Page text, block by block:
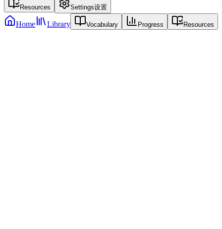
Resources Settings设置
Home Library Vocabulary Progress Resources